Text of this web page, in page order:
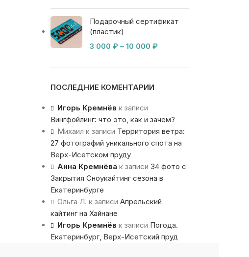
Подарочный сертификат
(пластик)
3 000 ₽ – 10 000 ₽
ПОСЛЕДНИЕ КОМЕНТАРИИ
Игорь Кремнёв к записи
Вингфойлинг: что это, как и зачем?
Михаил к записи Территория ветра:
27 фотографий уникального спота на
Верх-Исетском пруду
Анна Кремнёва к записи 34 фото с
Закрытия Сноукайтинг сезона в
Екатеринбурге
Ольга Л. к записи Апрельский
кайтинг на Хайнане
Игорь Кремнёв к записи Погода.
Екатеринбург, Верх-Исетский пруд